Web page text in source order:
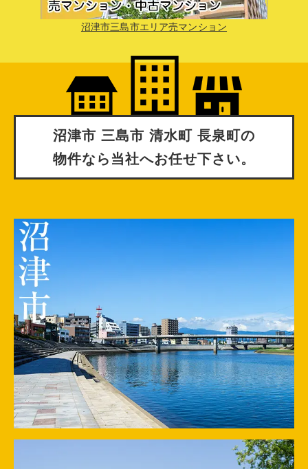
沼津市三島市エリア売マンション
沼津市 三島市 清水町 長泉町の
物件なら当社へお任せ下さい。